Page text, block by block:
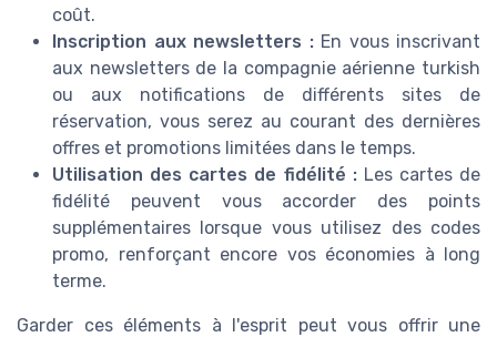
coût.
Inscription aux newsletters :En vous inscrivant
aux newsletters de la compagnie aérienne turkish
ou aux notifications de différents sites de
réservation, vous serez au courant des dernières
offres et promotions limitées dans le temps.
Utilisation des cartes de fidélité :Les cartes de
fidélité peuvent vous accorder des points
supplémentaires lorsque vous utilisez des codes
promo, renforçant encore vos économies à long
terme.
Garder ces éléments à l'esprit peut vous offrir une